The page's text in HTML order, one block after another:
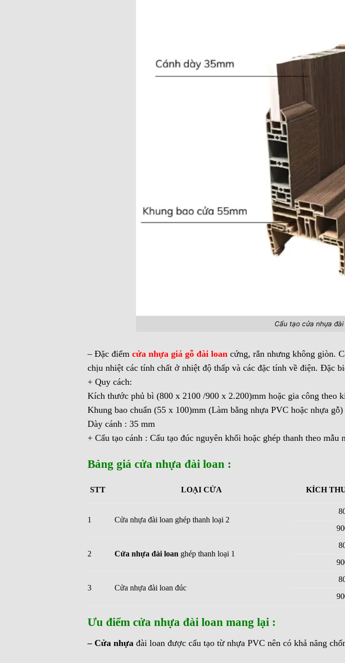
Cấu tạo cửa nhựa
– Đặc điểm cửa nhựa giả gỗ đài loancứng, rắn nhưng không giòn.
chịu nhiệt các tính chất ở nhiệt độ thấp và các đặc tính về điện. Đặc
+ Quy cách:
Kích thước phủ bì (800 x 2100 /900 x 2.200)mm hoặc gia công theo
Khung bao chuẩn (55 x 100)mm (Làm bằng nhựa PVC hoặc nhựa gỗ)
Dày cánh : 35 mm
+ Cấu tạo cánh : Cấu tạo đúc nguyên khối hoặc ghép thanh theo mẫu
Bảng giá cửa nhựa đài loan :
STT LOẠI CỬA KÍCH
1 Cửa nhựa đài loan ghép thanh loại 2
2 Cửa nhựa đài loan ghép thanh loại 1
3 Cửa nhựa đài loan đúc
Ưu điểm cửa nhựa đài loan mang lại :
– Cửa nhựađài loan được cấu tạo từ nhựa PVC nên có khả năng